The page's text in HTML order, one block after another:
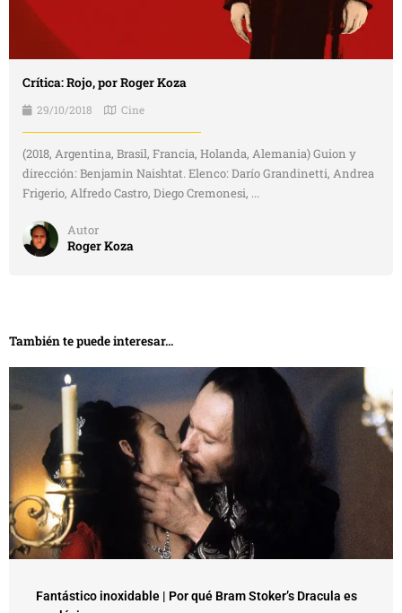
Crítica: Rojo, por Roger Koza
29/10/2018 Cine
(2018, Argentina, Brasil, Francia, Holanda, Alemania) Guion y
dirección: Benjamin Naishtat. Elenco: Darío Grandinetti, Andrea
Frigerio, Alfredo Castro, Diego Cremonesi, ...
Autor
Roger Koza
También te puede interesar...
Fantástico inoxidable | Por qué Bram Stoker’s Dracula es